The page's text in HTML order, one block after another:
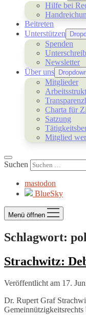
Hilfe bei
Beitreten
Unterstützen
Spenden
Newsletter
Über uns
Mitglieder
Charta für
Satzung
Mitglied
Suchen
mastodon
BlueSky
Menü öffnen
Schlagwort:
Strachwitz:
Veröffentlicht am 17.
Dr. Rupert Graf
Gemeinnützigkeitsrechts